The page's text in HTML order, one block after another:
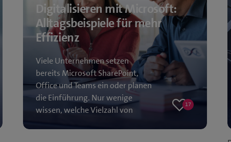
17
17
Digitalisieren mit Microsoft:
Alltagsbeispiele für mehr
Effizienz
Viele Unternehmen setzen
bereits Microsoft SharePoint,
Office und Teams ein oder planen
die Einführung. Nur wenige
wissen, welche Vielzahl von